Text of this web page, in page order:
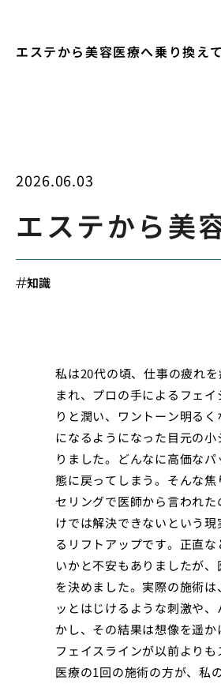
エステから美容医療へ乗り換え
2026.06.03
エステから美
知識
私は20代の頃、仕事の疲れ
まれ、プロの手によるフェ
りと潤い、ワントーン明る
になるようになった目元の
りました。どんなに高価な
態に戻ってしまう。そんな
セリングで医師から言われ
けでは解決できないという
るリフトアップです。正直
いかと不安もありましたが
を決めました。実際の施術
ッとはじけるような刺激や
かし、その結果は想像を遥
フェイスラインが以前より
医療の1回の施術の方が、私